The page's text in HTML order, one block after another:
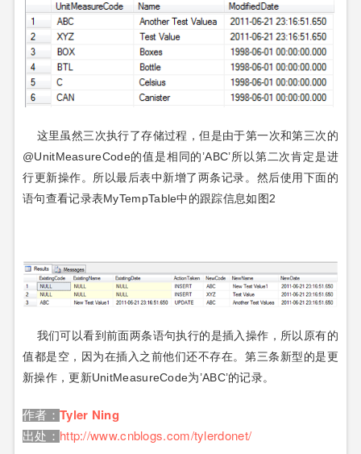
这里虽然三次执行了存储过程，但是由于第一次和第三次的
@UnitMeasureCode的值是相同的’ABC’所以第二次肯定是进
行更新操作。所以最后表中新增了两条记录。然后使用下面的
语句查看记录表MyTempTable中的跟踪信息如图2
我们可以看到前面两条语句执行的是插入操作，所以原有的
值都是空，因为在插入之前他们还不存在。第三条新型的是更
新操作，更新UnitMeasureCode为’ABC’的记录。
作者： Tyler Ning
出处： http://www.cnblogs.com/tylerdonet/